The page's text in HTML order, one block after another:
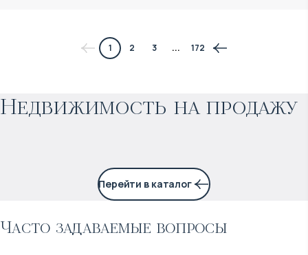
1 2 3 ... 172
Недвижимость на продажу
4% годовых
Перейти в каталог
Часто задаваемые вопросы